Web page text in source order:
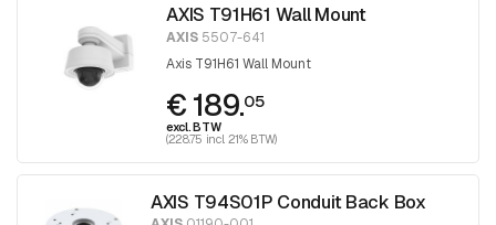
AXIS T91H61 Wall Mount
AXIS 5507-641
Axis T91H61 Wall Mount
€ 189.05
excl. BTW
(228.75 incl. 21% BTW)
AXIS T94S01P Conduit Back Box